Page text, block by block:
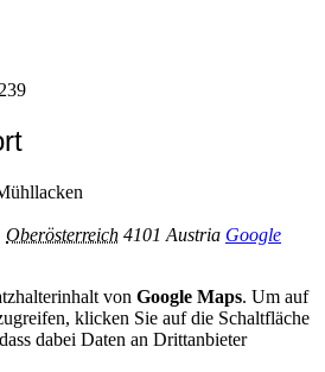
Oberösterreich 4101 Austria Google
von Google Maps. Um auf
klicken Sie auf die Schaltfläche
dabei Daten an Drittanbieter